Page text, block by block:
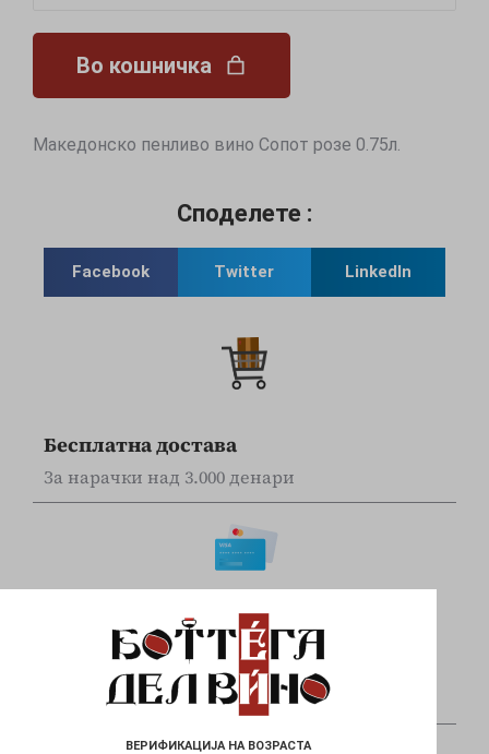
Во кошничка
Македонско пенливо вино Сопот розе 0.75л.
Споделете :
Facebook Twitter LinkedIn
Бесплатна достава
За нарачки над 3.000 денари
Online наплата
Плаќајте сигурно и безбедно со вашите Visa
и Mastercard
ВЕРИФИКАЦИЈА НА ВОЗРАСТА